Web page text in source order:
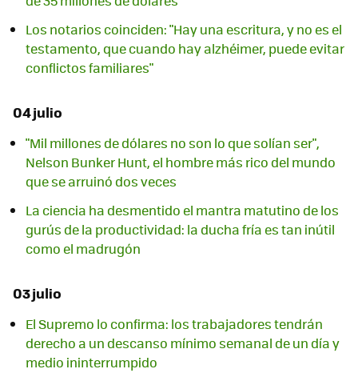
Los notarios coinciden: "Hay una escritura, y no es el
testamento, que cuando hay alzhéimer, puede evitar
conflictos familiares"
04 julio
"Mil millones de dólares no son lo que solían ser",
Nelson Bunker Hunt, el hombre más rico del mundo
que se arruinó dos veces
La ciencia ha desmentido el mantra matutino de los
gurús de la productividad: la ducha fría es tan inútil
como el madrugón
03 julio
El Supremo lo confirma: los trabajadores tendrán
derecho a un descanso mínimo semanal de un día y
medio ininterrumpido